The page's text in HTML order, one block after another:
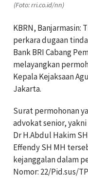
(Foto: rri.co.id/nn)
KBRN, Banjarmasin:
perkara dugaan
Bank BRI Cabang
melayangkan
Kepala Kejaksaan
Jakarta.
Surat permohonan
advokat senior, yakni
Dr H.Abdul Hakim
Effendy SH MH
kejanggalan dalam
Nomor: 22/Pid.sus/